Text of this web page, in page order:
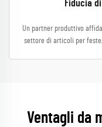
Fiducia
Un partner produttivo
settore di articoli per
Ventagli da